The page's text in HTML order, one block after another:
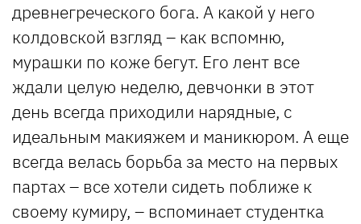
древнегреческого бога. А какой у него
колдовской взгляд – как вспомню,
мурашки по коже бегут. Его лент все
ждали целую неделю, девчонки в этот
день всегда приходили нарядные, с
идеальным макияжем и маникюром. А еще
всегда велась борьба за место на первых
партах – все хотели сидеть поближе к
своему кумиру, – вспоминает студентка